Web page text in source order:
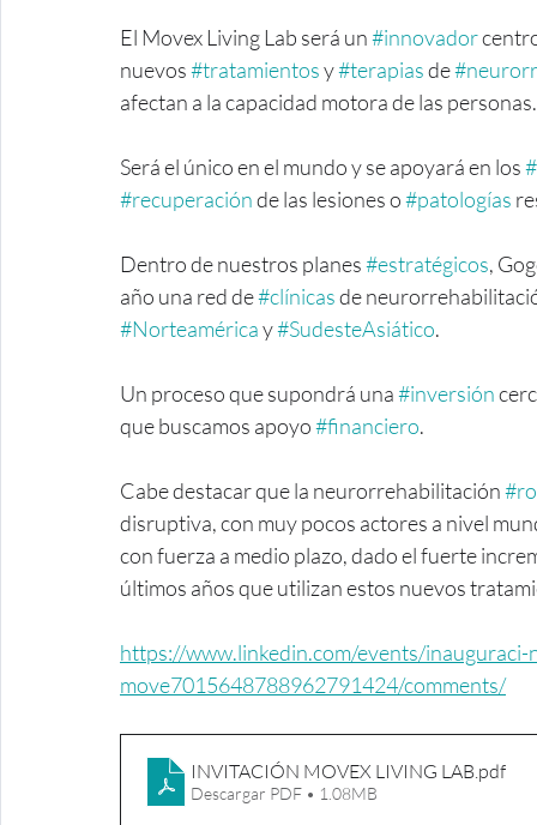
El Movex Living Lab será un #innovador
nuevos #tratamientos y #terapias de
afectan a la capacidad motora de las personas.
Será el único en el mundo y se apoyará en los
#recuperación de las lesiones o #patologías
Dentro de nuestros planes #estratégicos,
año una red de #clínicas de
#Norteamérica y #SudesteAsiático.
Un proceso que supondrá una #inversión
que buscamos apoyo #financiero.
Cabe destacar que la neurorrehabilitación
disruptiva, con muy pocos actores a nivel
con fuerza a medio plazo, dado el fuerte
últimos años que utilizan estos nuevos
https://www.linkedin.com/events/inauguraci-
move7015648788962791424/comments/
INVITACIÓN MOVEX LIVING LAB.pdf
Descargar PDF • 1.08MB